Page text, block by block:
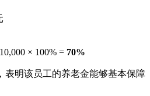
× 100% = 70%
表明该员工的养老金能够基本保障